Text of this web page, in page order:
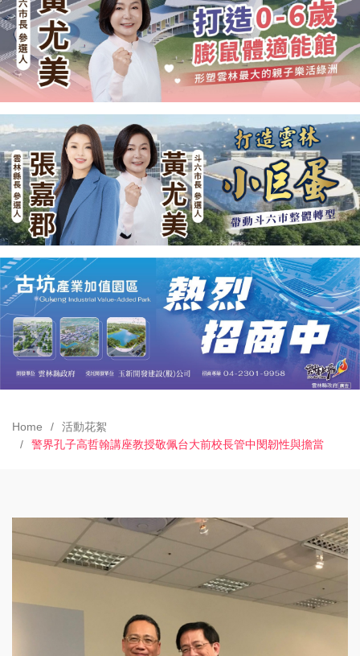
Home
活動花絮
警界孔子高哲翰講座教授敬佩台大前校長管中閔韌性與擔當